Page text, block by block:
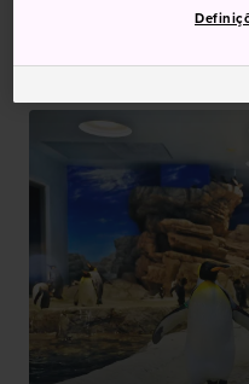
Jardim Botânico e
Higashiyama